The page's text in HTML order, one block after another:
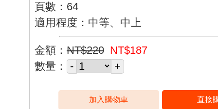
頁數：64
適用程度：中等、中上
金額： NT$220 NT$187
數量：